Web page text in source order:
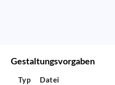
Gestaltungsvorgaben
Typ Datei